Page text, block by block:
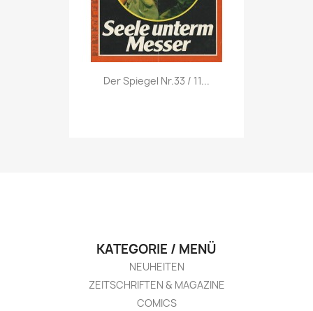
Vorschau
Der Spiegel Nr.33 / 11...
KATEGORIE / MENÜ
NEUHEITEN
ZEITSCHRIFTEN & MAGAZINE
COMICS